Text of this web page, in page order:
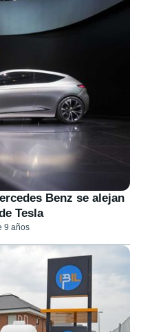
Benz se alejan
Tesla
9 años